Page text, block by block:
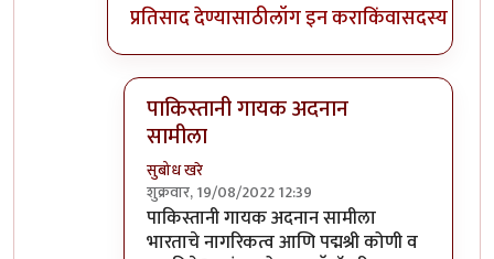
प्रतिसाद देण्यासाठीलॉग इन कराकिंवासदस्य व्हा
पाकिस्तानी गायक अदनान
सामीला
सुबोध खरे
शुक्रवार, 19/08/2022 12:39
In reply toदुर्दैवाने याच जपु लोकाना
पाकिस्तानी गायक अदनान सामीला
भारताचे नागरिकत्व आणि पद्मश्री कोणी व